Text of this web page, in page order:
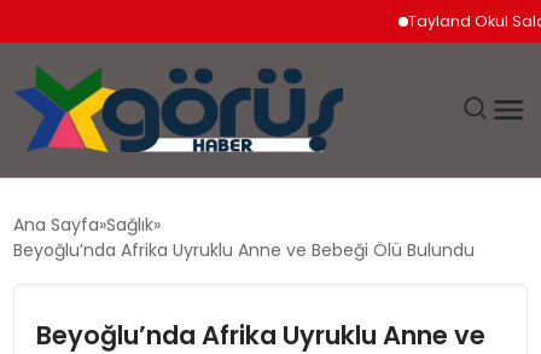
Tayland Okul
GÜNDEM
Ana Sayfa Sağlık
Beyoğlu’nda Afrika Uyruklu Anne ve Bebeği Ölü Bulundu
Beyoğlu’nda Afrika Uyruklu Anne ve